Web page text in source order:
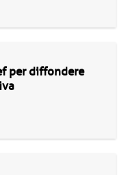
per diffondere